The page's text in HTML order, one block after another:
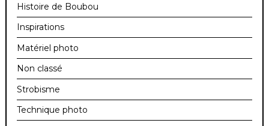
Histoire de Boubou
Inspirations
Matériel photo
Non classé
Strobisme
Technique photo